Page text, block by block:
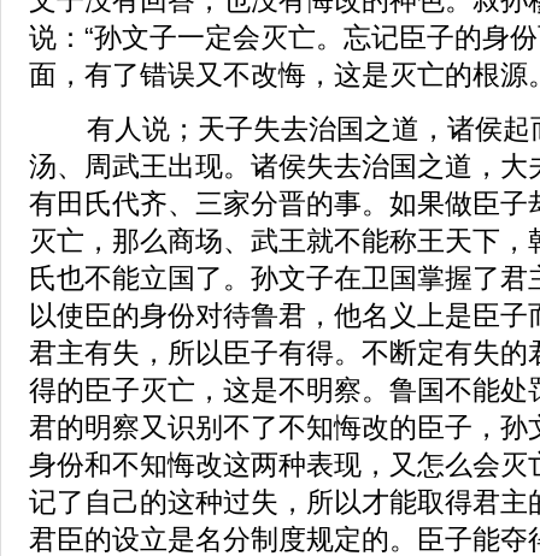
说：“孙文子一定会灭亡。忘记臣子的身
面，有了错误又不改悔，这是灭亡的根源
有人说；天子失去治国之道，诸侯起
汤、周武王出现。诸侯失去治国之道，大
有田氏代齐、三家分晋的事。如果做臣子
灭亡，那么商场、武王就不能称王天下
氏也不能立国了。孙文子在卫国掌握了
以使臣的身份对待鲁君，他名义上是臣
君主有失，所以臣子有得。不断定有失的
得的臣子灭亡，这是不明察。鲁国不能处
君的明察又识别不了不知悔改的臣子，孙
身份和不知悔改这两种表现，又怎么会灭
记了自己的这种过失，所以才能取得君主
君臣的设立是名分制度规定的。臣子能夺